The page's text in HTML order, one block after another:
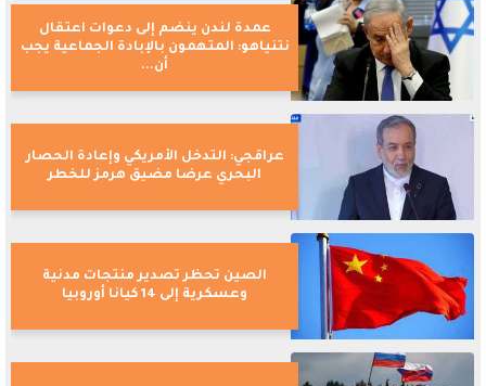
عمدة لندن ينضم إلى دعوات اعتقال
نتنياهو: المتهمون بالإبادة الجماعية يجب
أن...
عراقجي: التدخل الأمريكي وإعادة الحصار
البحري عرضا مضيق هرمز للخطر
الصين تحظر تصدير منتجات مدنية
وعسكرية إلى 14 كيانا أوروبيا